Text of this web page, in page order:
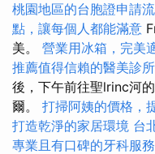
桃園地區的台胞證申請
點，讓每個人都能滿意
美。 營業用冰箱，完美
推薦值得信賴的醫美診
後，下午前往聖lrinc河
爾。 打掃阿姨的價格，
打造乾淨的家居環境 台
專業且有口碑的牙科服務